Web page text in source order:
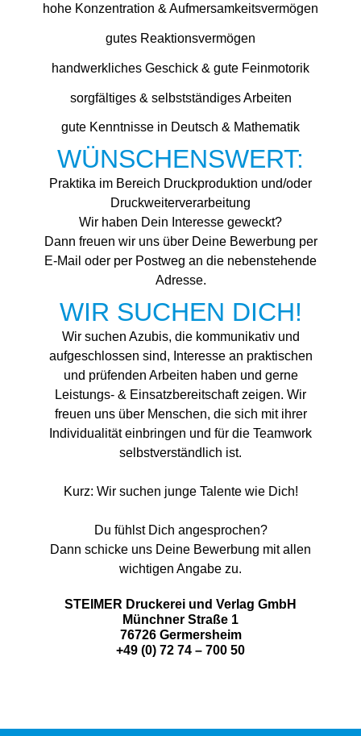
hohe Konzentration & Aufmersamkeitsvermögen
gutes Reaktionsvermögen
handwerkliches Geschick & gute Feinmotorik
sorgfältiges & selbstständiges Arbeiten
gute Kenntnisse in Deutsch & Mathematik
WÜNSCHENSWERT:
Praktika im Bereich Druckproduktion und/oder
Druckweiterverarbeitung
Wir haben Dein Interesse geweckt?
Dann freuen wir uns über Deine Bewerbung per
E-Mail oder per Postweg an die nebenstehende
Adresse.
WIR SUCHEN DICH!
Wir suchen Azubis, die kommunikativ und
aufgeschlossen sind, Interesse an praktischen
und prüfenden Arbeiten haben und gerne
Leistungs- & Einsatzbereitschaft zeigen. Wir
freuen uns über Menschen, die sich mit ihrer
Individualität einbringen und für die Teamwork
selbstverständlich ist.
Kurz: Wir suchen junge Talente wie Dich!
Du fühlst Dich angesprochen?
Dann schicke uns Deine Bewerbung mit allen
wichtigen Angabe zu.
STEIMER Druckerei und Verlag GmbH
Münchner Straße 1
76726 Germersheim
+49 (0) 72 74 – 700 50